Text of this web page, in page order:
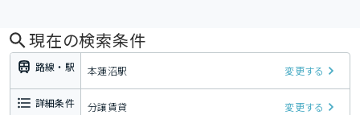
現在の検索条件
路線・駅 本蓮沼駅 変更する
詳細条件 分譲賃貸 変更する